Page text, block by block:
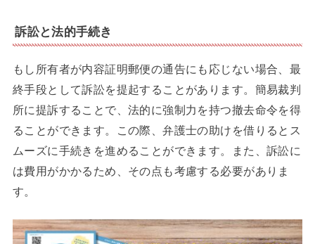
訴訟と法的手続き
もし所有者が内容証明郵便の通告にも応じない場合、最
終手段として訴訟を提起することがあります。簡易裁判
所に提訴することで、法的に強制力を持つ撤去命令を得
ることができます。この際、弁護士の助けを借りるとス
ムーズに手続きを進めることができます。また、訴訟に
は費用がかかるため、その点も考慮する必要がありま
す。